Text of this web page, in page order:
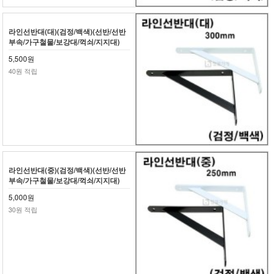
라인선반대(대)(검정/백색)(선반/선반
부속/가구철물/보강대/꺽쇠/지지대)
5,500원
40원 적립
라인선반대(중)(검정/백색)(선반/선반
부속/가구철물/보강대/꺽쇠/지지대)
5,000원
30원 적립